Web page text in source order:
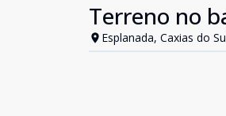
Terreno no
Esplanada, Caxias do